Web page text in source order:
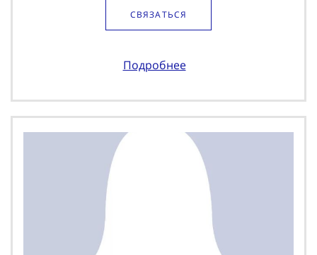
СВЯЗАТЬСЯ
Подробнее